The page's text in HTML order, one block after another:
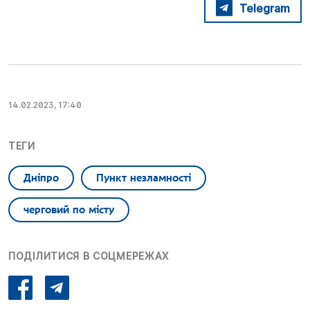
Telegram
14.02.2023, 17:40
ТЕГИ
Дніпро Пункт незламності
черговий по місту
ПОДІЛИТИСЯ В СОЦМЕРЕЖАХ